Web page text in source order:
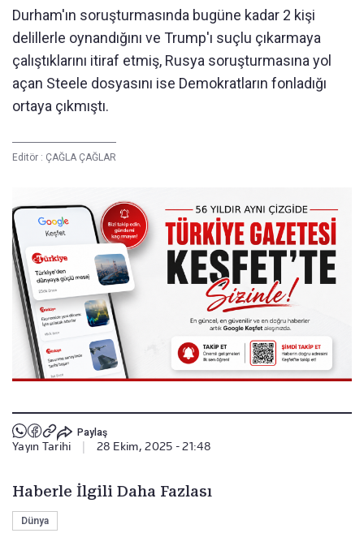
Durham'ın soruşturmasında bugüne kadar 2 kişi
delillerle oynandığını ve Trump'ı suçlu çıkarmaya
çalıştıklarını itiraf etmiş, Rusya soruşturmasına yol
açan Steele dosyasını ise Demokratların fonladığı
ortaya çıkmıştı.
Editör : ÇAĞLA ÇAĞLAR
Paylaş
Yayın Tarihi 28 Ekim, 2025 - 21:48
Haberle İlgili Daha Fazlası
Dünya